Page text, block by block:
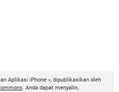
Aplikasi iPhone », dipublikasikan oleh
. Anda dapat menyalin,